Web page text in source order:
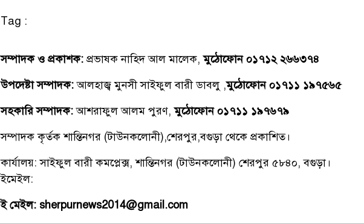
Tag :
সম্পাদক ও প্রকাশক: প্রভাষক নাহিদ আল মালেক,মুঠোফোন ০১৭১২ ২৬৬৩৭৪
উপদেষ্টা সম্পাদক:আলহাজ্ব মুনসী সাইফুল বারী ডাবলু ,মুঠোফোন ০১৭১১ ১৯৭৫৬৫
সহকারি সম্পাদক:আশরাফুল আলম পুরণ,মুঠোফোন ০১৭১১ ১৯৭৬৭৯
সম্পাদক কৃর্তক শান্তিনগর (টাউনকলোনী),শেরপুর,বগুড়া থেকে প্রকাশিত।
কার্যালয়: সাইফুল বারী কমপ্লেক্স, শান্তিনগর (টাউনকলোনী) শেরপুর ৫৮৪০, বগুড়া।
ইমেইল:
ই মেইল: sherpurnews2014@gmail.com